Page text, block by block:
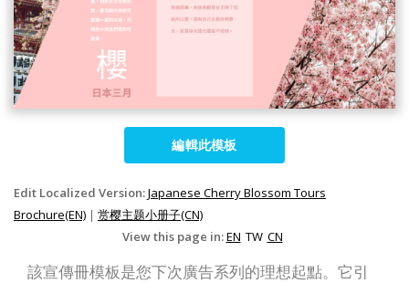
編輯此模板
Edit Localized Version:Japanese Cherry Blossom Tours
Brochure(EN) | 赏樱主题小册子(CN)
View this page in:EN TW CN
該宣傳冊模板是您下次廣告系列的理想起點。它引